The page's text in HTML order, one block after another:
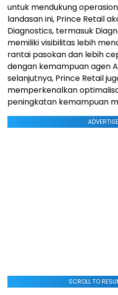
untuk mendukung
landasan ini, Prince Retail
Diagnostics, termasuk
memiliki visibilitas lebih
rantai pasokan dan lebih
dengan kemampuan agen
selanjutnya, Prince Retail
memperkenalkan
peningkatan kemampuan
SCROLL TO